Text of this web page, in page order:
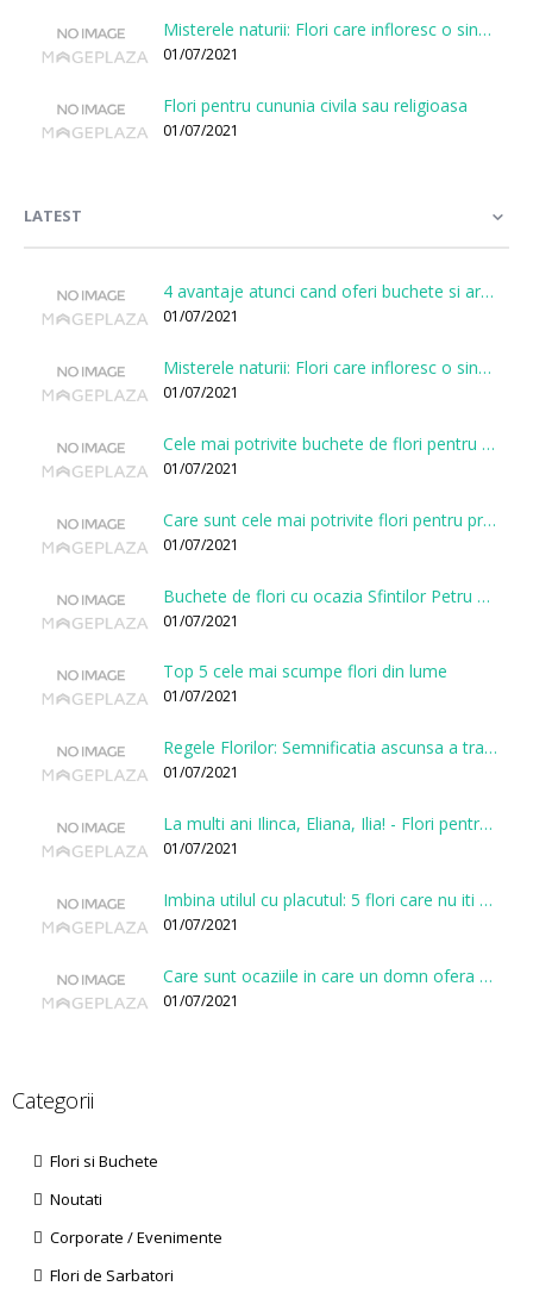
Misterele naturii: Flori care infloresc o singura data la cateva sute de ani
01/07/2021
Flori pentru cununia civila sau religioasa
01/07/2021
LATEST
4 avantaje atunci cand oferi buchete si aranjamente printr-o florarie online
01/07/2021
Misterele naturii: Flori care infloresc o singura data la cateva sute de ani
01/07/2021
Cele mai potrivite buchete de flori pentru onomastici
01/07/2021
Care sunt cele mai potrivite flori pentru prima intalnire?
01/07/2021
Buchete de flori cu ocazia Sfintilor Petru si Pavel
01/07/2021
Top 5 cele mai scumpe flori din lume
01/07/2021
Regele Florilor: Semnificatia ascunsa a trandafirului
01/07/2021
La multi ani Ilinca, Eliana, Ilia! - Flori pentru doamnele sarbatorite de Sfantul Ilie
01/07/2021
Imbina utilul cu placutul: 5 flori care nu iti vor face gaura in buget
01/07/2021
Care sunt ocaziile in care un domn ofera flori?
01/07/2021
Categorii
Flori si Buchete
Noutati
Corporate / Evenimente
Flori de Sarbatori